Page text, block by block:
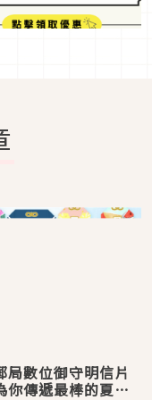
局數位御守明信片
你傳遞最棒的夏季